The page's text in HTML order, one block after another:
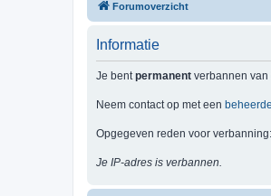
Forumoverzicht
Informatie
Je bentpermanent verbannen van
Neem contact op met een
Opgegeven reden voor verbanning:
Je IP-adres is verbannen.